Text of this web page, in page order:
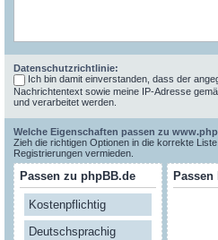
Datenschutzrichtlinie:
Ich bin damit einverstanden, dass der
Nachrichtentext sowie meine IP-Adresse
und verarbeitet werden.
Welche Eigenschaften passen zu
Zieh die richtigen Optionen in die korrekte
Registrierungen vermieden.
Passen zu phpBB.de
Kostenpflichtig
Deutschsprachig
Passen